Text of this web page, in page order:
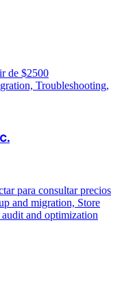
de $2500
Troubleshooting,
para consultar precios
and migration, Store
and optimization